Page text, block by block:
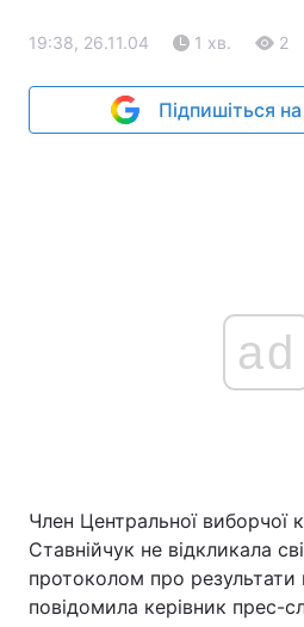
19:38, 26.11.04 1 хв. 2
Підпишіться
ad
Член Центральної виборчої
Ставнійчук не відкликала
протоколом про результати
повідомила керівник прес-